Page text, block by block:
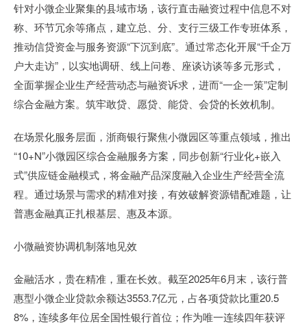
针对小微企业聚集的县域市场，该行直击融资过程中信息不对
称、环节冗余等痛点，建立总、分、支行三级工作专班体系，
推动信贷资金与服务资源“下沉到底”。通过常态化开展“千企万
户大走访”，以实地调研、线上问卷、座谈访谈等多元形式，
全面掌握企业生产经营动态与融资诉求，进而“一企一策”定制
综合金融方案。筑牢敢贷、愿贷、能贷、会贷的长效机制。
在场景化服务层面，浙商银行聚焦小微园区等重点领域，推出
“10+N”小微园区综合金融服务方案，同步创新“行业化+嵌入
式”供应链金融模式，将金融产品深度融入企业生产经营全流
程。通过场景与需求的精准对接，有效破解资源错配难题，让
普惠金融真正扎根基层、惠及本源。
小微融资协调机制落地见效
金融活水，贵在精准，重在长效。截至2025年6月末，该行普
惠型小微企业贷款余额达3553.7亿元，占各项贷款比重20.5
8%，连续多年位居全国性银行首位；作为唯一连续四年获评